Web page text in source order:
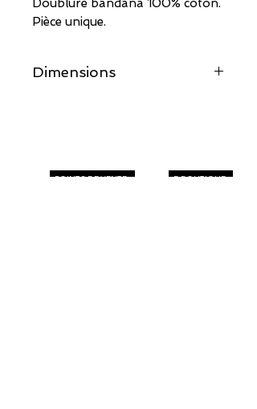
Doublure bandana 100% coton.
Pièce unique.
Dimensions
POINTS DE VENTE E-BOUTIQUE